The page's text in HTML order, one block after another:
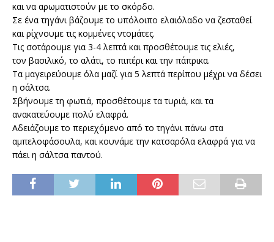
και να αρωματιστούν με το σκόρδο.
Σε ένα τηγάνι βάζουμε το υπόλοιπο ελαιόλαδο να ζεσταθεί
και ρίχνουμε τις κομμένες ντομάτες.
Τις σοτάρουμε για 3-4 λεπτά και προσθέτουμε τις ελιές,
τον βασιλικό, το αλάτι, το πιπέρι και την πάπρικα.
Τα μαγειρεύουμε όλα μαζί για 5 λεπτά περίπου μέχρι να δέσει
η σάλτσα.
Σβήνουμε τη φωτιά, προσθέτουμε τα τυριά, και τα
ανακατεύουμε πολύ ελαφρά.
Αδειάζουμε το περιεχόμενο από το τηγάνι πάνω στα
αμπελοφάσουλα, και κουνάμε την κατσαρόλα ελαφρά για να
πάει η σάλτσα παντού.